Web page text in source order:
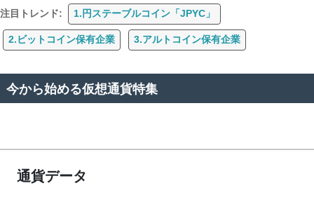
注目トレンド: 1.円ステーブルコイン「JPYC」
2.ビットコイン保有企業 3.アルトコイン保有企業
今から始める仮想通貨特集
通貨データ